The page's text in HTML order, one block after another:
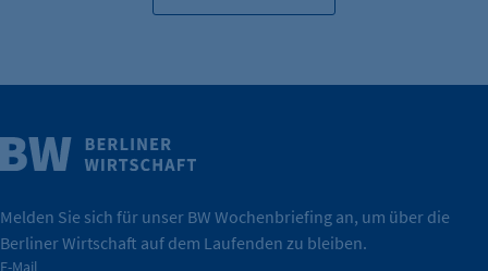
Cookie Laufzeit:
tatsächlich unterstützt.
Wirtschaft.
Weitere Infos
Melden Sie sich für unser BW Wochenbriefing an, um über die
Berliner Wirtschaft auf dem Laufenden zu bleiben.
E-Mail